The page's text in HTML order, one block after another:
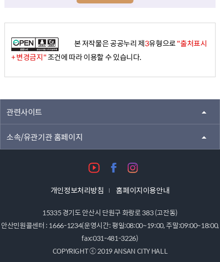
본 저작물은 공공누리 제3유형으로"출처표시
+ 변경금지"조건에 따라 이용할 수 있습니다.
관련사이트
소속/유관기관 홈페이지
개인정보처리방침 홈페이지이용안내
15335 경기도 안산시 단원구 화랑로 383 (고잔동)
안산민원콜센터 : 1666-1234(운영시간: 평일:08:00~19:00, 주말:09:00~18:00,
fax:031-481-3226)
COPYRIGHT ⓒ 2019 ANSAN CITY HALL